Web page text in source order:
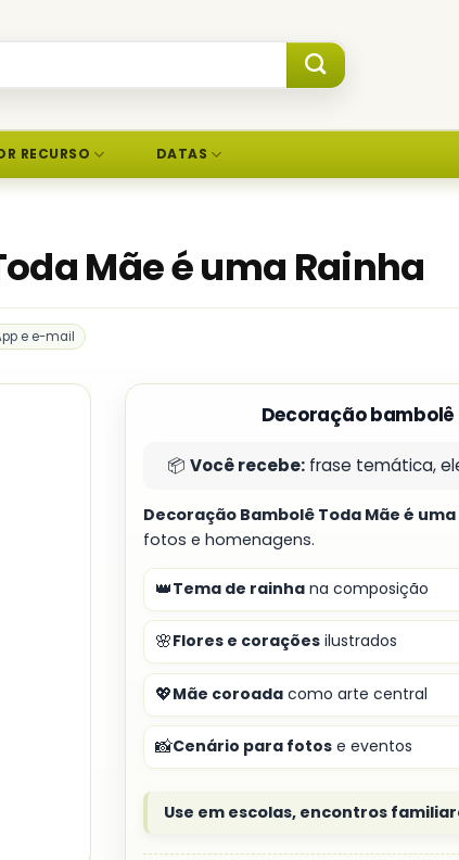
RECURSO DATAS
Mãe é uma Rainha
e e-mail
Decoração bambolê
📦 Você recebe:frase temática,
Decoração Bambolê Toda Mãe é
fotos e homenagens.
👑Tema de rainha na composição
🌸Flores e corações ilustrados
💖Mãe coroada como arte central
📸Cenário para fotos e eventos
Use em escolas, encontros